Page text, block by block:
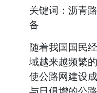
关键词：沥青
备
随着我国国民
域越来越频繁
使公路网建设